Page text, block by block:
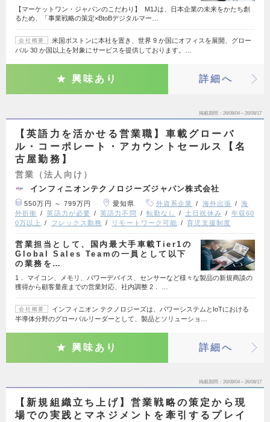
【マーケットワン・ジャパンのこだわり】 M1Jは、日本企業の未来をかたち創
るため、「事業戦略の策定×BtoBデジタルマー…
会社概要
米国ボストンに本社を置き、世界 9 か国にオフィスを展開、グロー
バル 30 か国以上を対象にサービスを提供しております。…
興味あり 詳細へ
掲載期間 26/08/04～26/08/17
【英語力を活かせる営業職】車載グローバ
ル・コーポレート・アカウントセールス【名
古屋勤務】
営業（法人向け）
インフィニオンテクノロジーズジャパン株式会社
550万円 ～ 799万円 愛知県 外資系企業 海外出張
海
外折衝
英語力が必要 英語力不問 転勤なし 土日祝休み
年収60
0万以上
フレックス勤務 リモートワーク可能 育児支援制度
営業担当として、国内最大手車載Tier1の
Global Sales Teamの一員として以下
の業務を…
1． マイコン、メモリ、パワーデバイス、センサーなど様々な製品の新規商談の
獲得から顧客量産までの営業対応、社内調整 2． …
会社概要
インフィニオン テクノロジーズは、パワーシステムとIoTにおける
半導体分野のグローバルリーダーとして、製品とソリューショ…
興味あり 詳細へ
掲載期間 26/08/04～26/08/17
【新規組織立ち上げ】営業戦略の策定から現
場での実践とマネジメントを牽引するプレイ